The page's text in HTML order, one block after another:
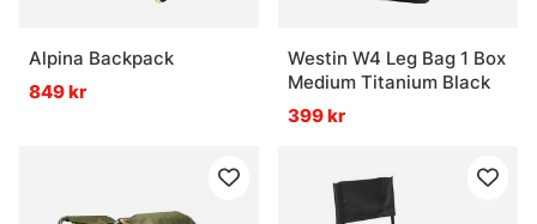
Alpina Backpack
849 kr
Westin W4 Leg Bag 1 Box
Medium Titanium Black
399 kr